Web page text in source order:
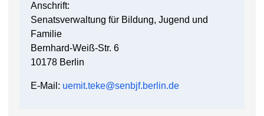
Anschrift:
Senatsverwaltung für Bildung, Jugend und
Familie
Bernhard-Weiß-Str. 6
10178 Berlin
E-Mail: uemit.teke@senbjf.berlin.de